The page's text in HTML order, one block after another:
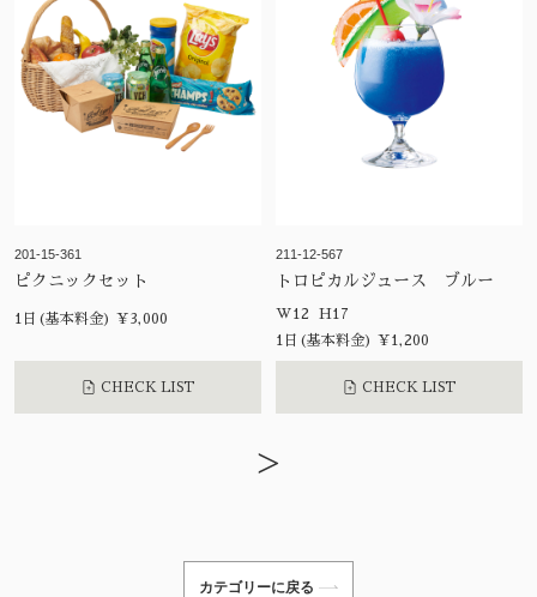
201-15-361
ピクニックセット
1日(基本料金) ¥3,000
CHECK LIST
211-12-567
トロピカルジュース ブルー
W12 H17
1日(基本料金) ¥1,200
CHECK LIST
>
カテゴリーに戻る